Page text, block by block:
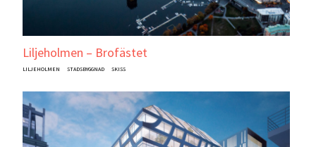
Liljeholmen – Brofästet
LILJEHOLMEN STADSBYGGNAD SKISS